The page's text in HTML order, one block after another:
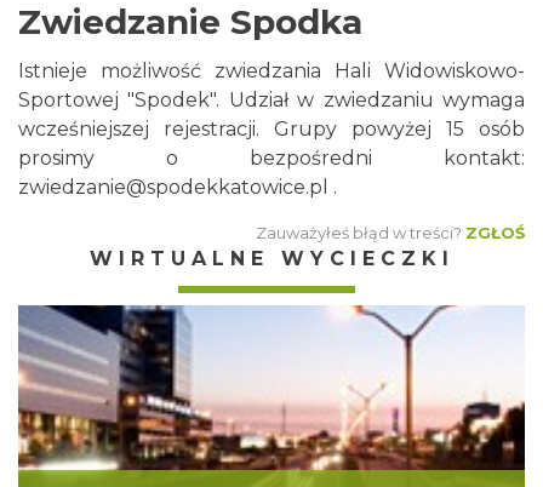
Zwiedzanie Spodka
Istnieje możliwość zwiedzania Hali Widowiskowo-
Sportowej "Spodek". Udział w zwiedzaniu wymaga
wcześniejszej rejestracji. Grupy powyżej 15 osób
prosimy o bezpośredni kontakt:
zwiedzanie@spodekkatowice.pl .
Zauważyłeś błąd w treści? ZGŁOŚ
WIRTUALNE WYCIECZKI